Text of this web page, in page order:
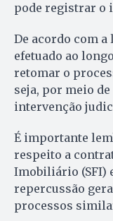
pode registrar o
De acordo com
efetuado ao
retomar o
seja, por meio
intervenção
É importante
respeito a
Imobiliário (SFI)
repercussão
processos